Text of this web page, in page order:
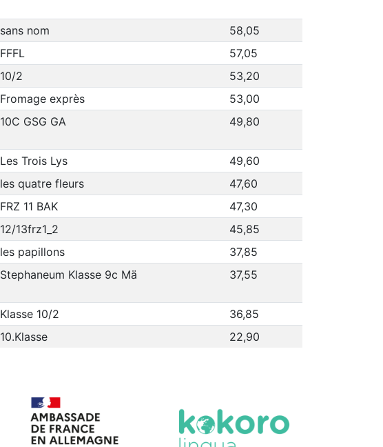
sans nom
58,05
FFFL
57,05
10/2
53,20
Fromage exprès
53,00
10C GSG GA 49,80
Les Trois Lys
49,60
les quatre fleurs
47,60
FRZ 11 BAK
47,30
12/13frz1_2
45,85
les papillons
37,85
Stephaneum Klasse 9c Mä 37,55
Klasse 10/2
36,85
10.Klasse 22,90